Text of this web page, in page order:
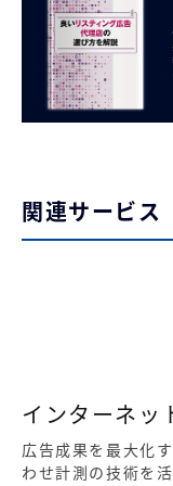
関連サービス
インターネッ
広告成果を最大化
わせ計測の技術を